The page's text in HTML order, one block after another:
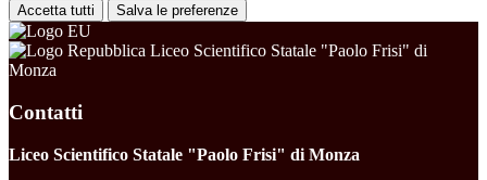
Accetta tutti Salva le preferenze
Liceo Scientifico Statale "Paolo Frisi" di
Monza
Contatti
Liceo Scientifico Statale "Paolo Frisi" di Monza